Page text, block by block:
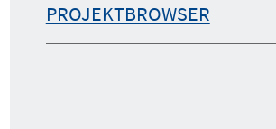
PROJEKTBROWSER